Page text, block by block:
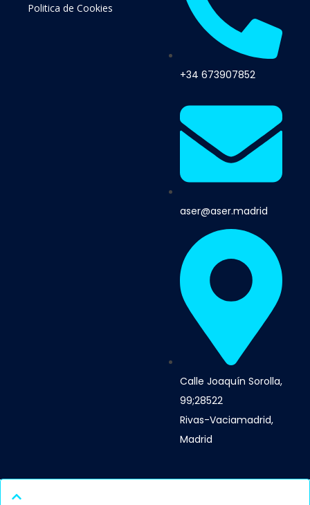
Politica de Cookies
+34 673907852
aser@aser.madrid
Calle Joaquín Sorolla,
99;28522
Rivas-Vaciamadrid,
Madrid